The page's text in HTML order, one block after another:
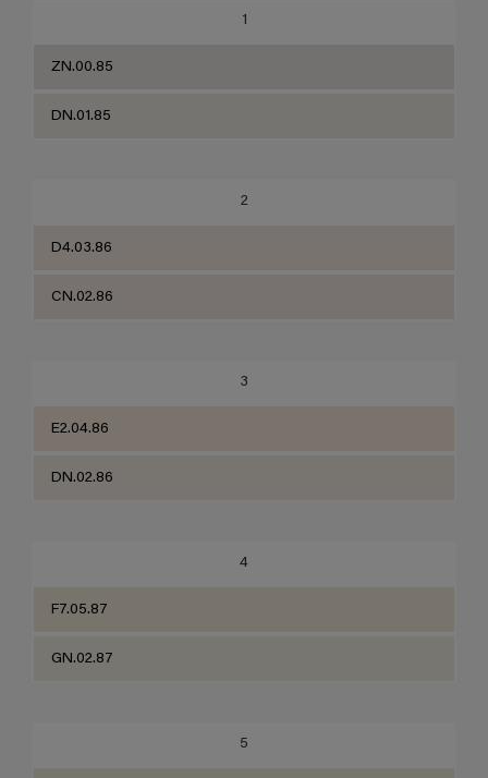
1
ZN.00.85
DN.01.85
2
D4.03.86
CN.02.86
3
E2.04.86
DN.02.86
4
F7.05.87
GN.02.87
5